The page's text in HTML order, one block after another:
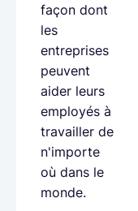
façon dont
les
entreprises
peuvent
aider leurs
employés à
travailler de
n'importe
où dans le
monde.